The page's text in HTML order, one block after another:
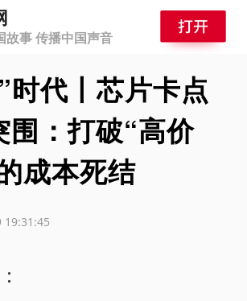
故事 传播中国声音
时代丨芯片卡点
围：打破“高价
成本死结
19:31:45